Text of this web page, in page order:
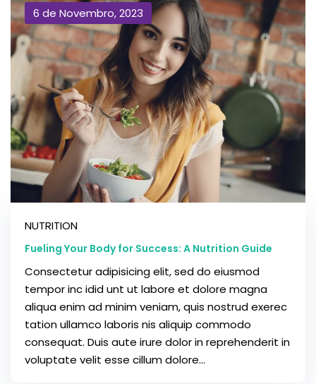
6 de Novembro, 2023
NUTRITION
Fueling Your Body for Success: A Nutrition Guide
Consectetur adipisicing elit, sed do eiusmod
tempor inc idid unt ut labore et dolore magna
aliqua enim ad minim veniam, quis nostrud exerec
tation ullamco laboris nis aliquip commodo
consequat. Duis aute irure dolor in reprehenderit in
voluptate velit esse cillum dolore...